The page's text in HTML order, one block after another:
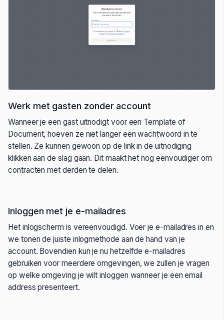
Werk met gasten zonder account
Wanneer je een gast uitnodigt voor een Template of
Document, hoeven ze niet langer een wachtwoord in te
stellen. Ze kunnen gewoon op de link in de uitnodiging
klikken aan de slag gaan. Dit maakt het nog eenvoudiger om
contracten met derden te delen.
Inloggen met je e-mailadres
Het inlogscherm is vereenvoudigd. Voer je e-mailadres in en
we tonen de juiste inlogmethode aan de hand van je
account. Bovendien kun je nu hetzelfde e-mailadres
gebruiken voor meerdere omgevingen, we zullen je vragen
op welke omgeving je wilt inloggen wanneer je een email
address presenteert.